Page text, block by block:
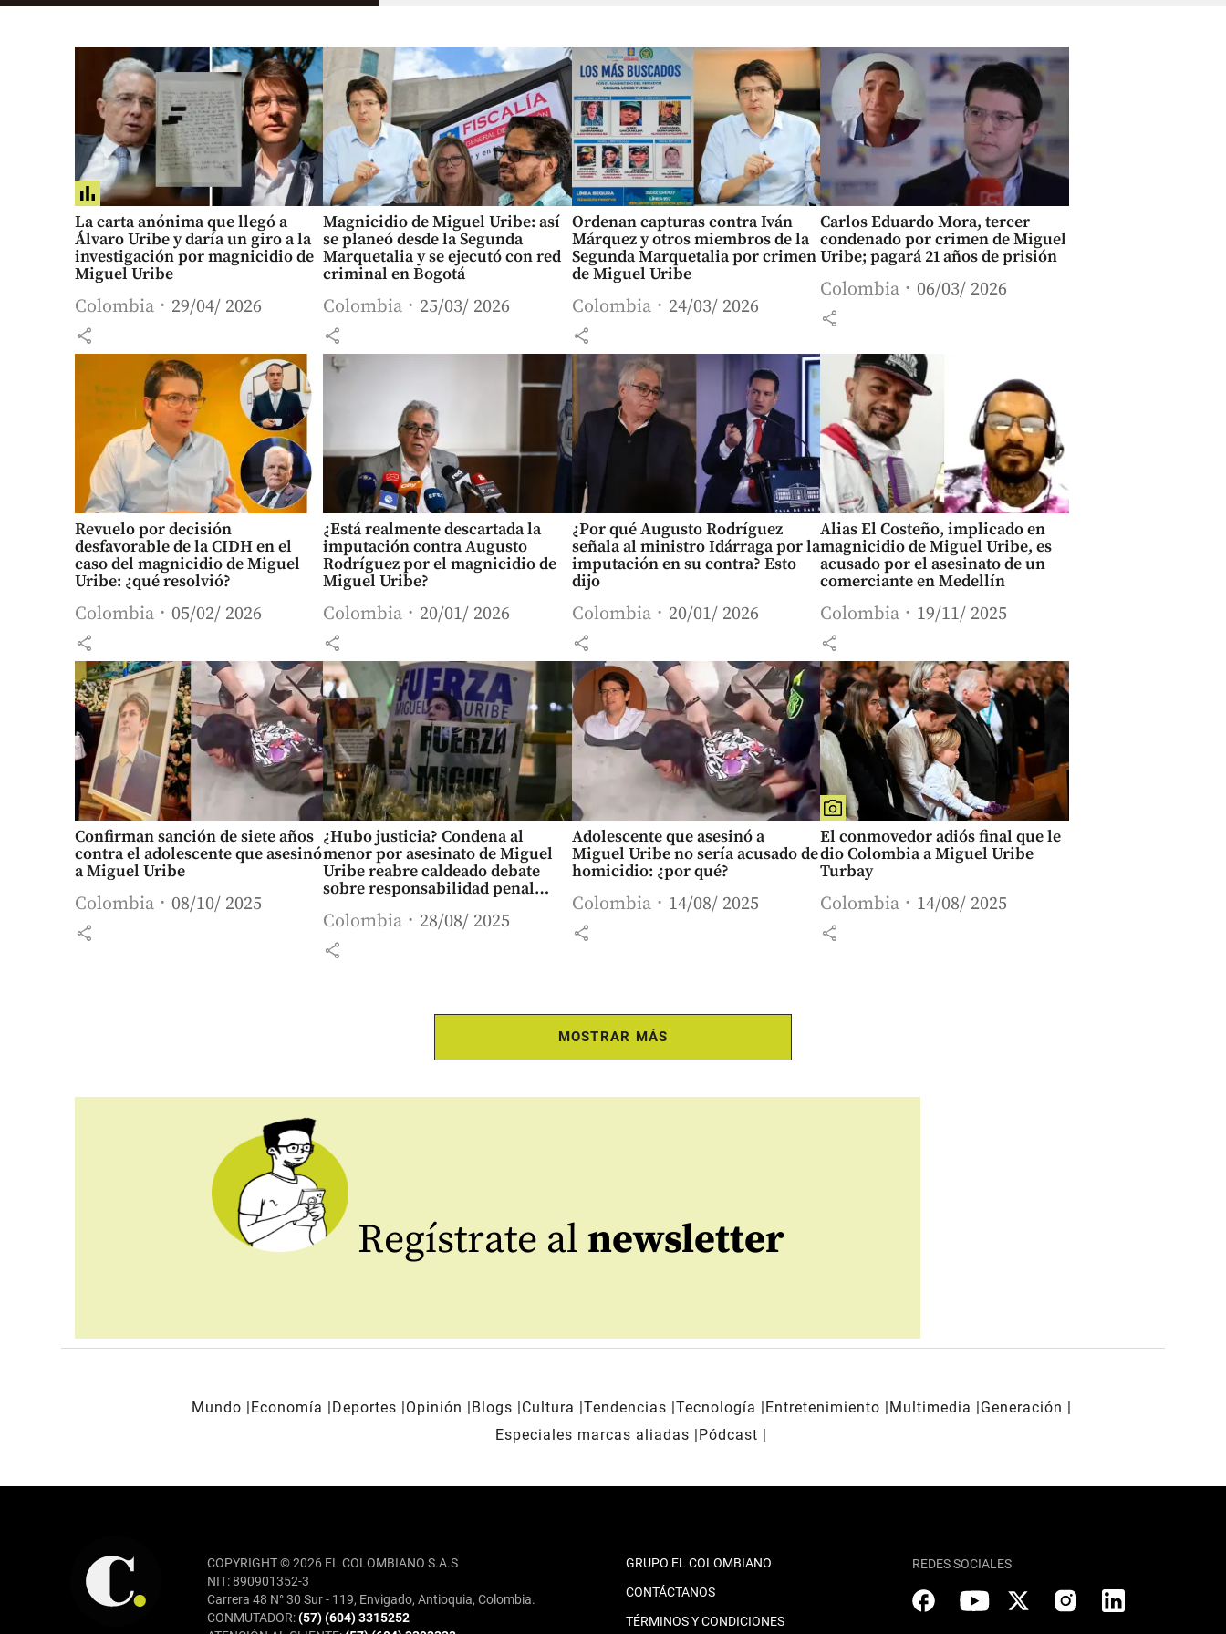
La carta anónima que llegó a
Álvaro Uribe y daría un giro a la
investigación por magnicidio de
Miguel Uribe
Colombia 29/04/ 2026
share
Magnicidio de Miguel Uribe: así
se planeó desde la Segunda
Marquetalia y se ejecutó con red
criminal en Bogotá
Colombia 25/03/ 2026
share
Ordenan capturas contra Iván
Márquez y otros miembros de la
Segunda Marquetalia por crimen
de Miguel Uribe
Colombia 24/03/ 2026
share
Carlos Eduardo Mora, tercer
condenado por crimen de Miguel
Uribe; pagará 21 años de prisión
Colombia 06/03/ 2026
share
Revuelo por decisión
desfavorable de la CIDH en el
caso del magnicidio de Miguel
Uribe: ¿qué resolvió?
Colombia 05/02/ 2026
share
¿Está realmente descartada la
imputación contra Augusto
Rodríguez por el magnicidio de
Miguel Uribe?
Colombia 20/01/ 2026
share
¿Por qué Augusto Rodríguez
señala al ministro Idárraga por la
imputación en su contra? Esto
dijo
Colombia 20/01/ 2026
share
Alias El Costeño, implicado en
magnicidio de Miguel Uribe, es
acusado por el asesinato de un
comerciante en Medellín
Colombia 19/11/ 2025
share
Confirman sanción de siete años
contra el adolescente que asesinó
a Miguel Uribe
Colombia 08/10/ 2025
share
¿Hubo justicia? Condena al
menor por asesinato de Miguel
Uribe reabre caldeado debate
sobre responsabilidad penal
Colombia 28/08/ 2025
share
Adolescente que asesinó a
Miguel Uribe no sería acusado de
homicidio: ¿por qué?
Colombia 14/08/ 2025
share
El conmovedor adiós final que le
dio Colombia a Miguel Uribe
Turbay
Colombia 14/08/ 2025
share
MOSTRAR MÁS
Regístrate al newsletter
Mundo Economía Deportes Opinión Blogs Cultura Tendencias Tecnología Entretenimiento Multimedia
Generación
Especiales marcas aliadas
Pódcast
COPYRIGHT © 2026 EL COLOMBIANO S.A.S
NIT: 890901352-3
Carrera 48 N° 30 Sur - 119, Envigado, Antioquia, Colombia.
CONMUTADOR:(57) (604) 3315252
GRUPO EL COLOMBIANO
CONTÁCTANOS
TÉRMINOS Y CONDICIONES
REDES SOCIALES